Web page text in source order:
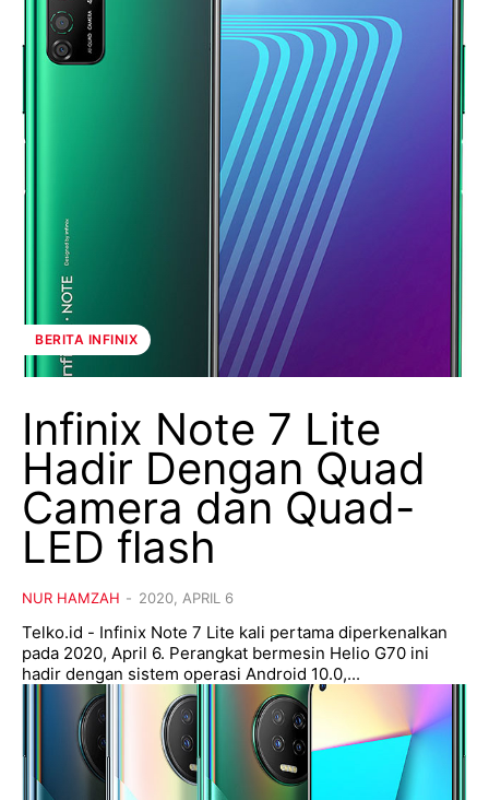
BERITA INFINIX
Infinix Note 7 Lite
Hadir Dengan Quad
Camera dan Quad-
LED flash
NUR HAMZAH - 2020, APRIL 6
Telko.id - Infinix Note 7 Lite kali pertama diperkenalkan
pada 2020, April 6. Perangkat bermesin Helio G70 ini
hadir dengan sistem operasi Android 10.0,...